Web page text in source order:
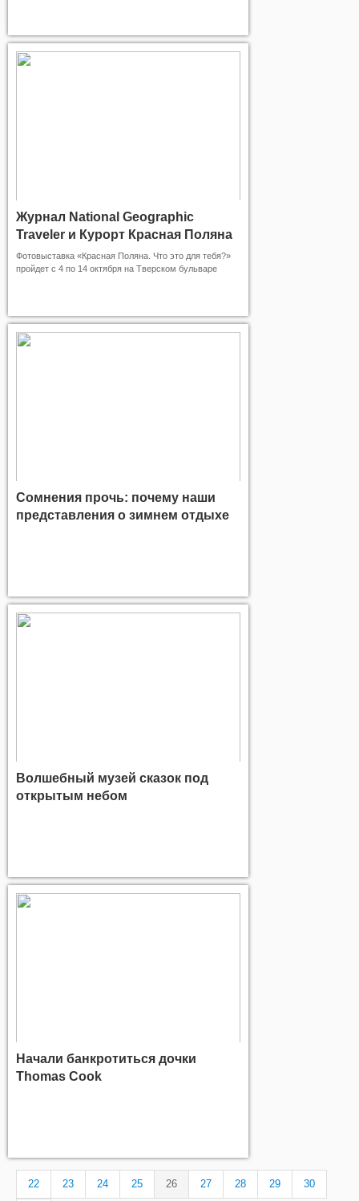
Журнал National Geographic
Traveler и Курорт Красная Поляна
открывают в Москве
фотовыставку под открытым
Фотовыставка «Красная Поляна. Что это для тебя?»
пройдет с 4 по 14 октября на Тверском бульваре
Красная Поляна Яна Перепечаева
Сомнения прочь: почему наши
представления о зимнем отдыхе
Волшебный музей сказок под
открытым небом
Начали банкротиться дочки
Thomas Cook
22 23 24 25 26 27 28 29 30